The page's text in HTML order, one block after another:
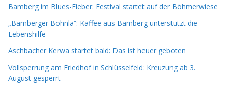
Bamberg im Blues-Fieber: Festival startet auf der Böhmerwiese
„Bamberger Böhnla“: Kaffee aus Bamberg unterstützt die
Lebenshilfe
Aschbacher Kerwa startet bald: Das ist heuer geboten
Vollsperrung am Friedhof in Schlüsselfeld: Kreuzung ab 3.
August gesperrt